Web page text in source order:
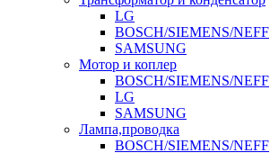
LG
BOSCH/SIEMENS/NEFF
SAMSUNG
Мотор и коплер
BOSCH/SIEMENS/NEFF
LG
SAMSUNG
Лампа,проводка
BOSCH/SIEMENS/NEFF